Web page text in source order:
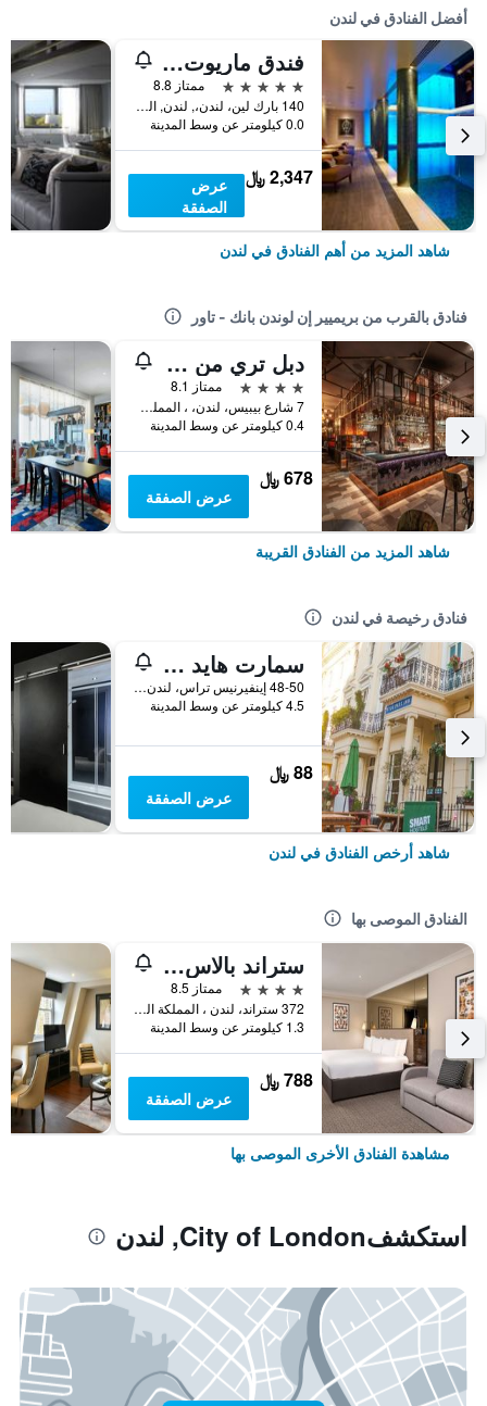
أفضل الفنادق في لندن
فندق ماريوت لندن بارك لاين
5 نجوم
ممتاز 8.8
140 بارك لين، لندن،, لندن, المملكة المتحدة
0.0 كيلومتر عن وسط المدينة
2,347 ﷼
عرض
الصفقة
شاهد المزيد من أهم الفنادق في لندن
فنادق بالقرب من بريميير إن لوندن بانك - تاور
دبل تري من فندق هيلتون لندن - برج لندن
4 نجوم
ممتاز 8.1
7 شارع بيبيس، لندن، ، المملكة المتحدة, لندن, المملكة المتحدة
0.4 كيلومتر عن وسط المدينة
678 ﷼
عرض الصفقة
شاهد المزيد من الفنادق القريبة
فنادق رخيصة في لندن
سمارت هايد بارك إن هوستل
48-50 إينفيرنيس تراس، لندن ، المملكة المتحدة, لندن, المملكة المتحدة
4.5 كيلومتر عن وسط المدينة
88 ﷼
عرض الصفقة
شاهد أرخص الفنادق في لندن
الفنادق الموصى بها
ستراند بالاس هوتل
4 نجوم
ممتاز 8.5
372 ستراند، لندن ، المملكة المتحدة, لندن, المملكة المتحدة
1.3 كيلومتر عن وسط المدينة
788 ﷼
عرض الصفقة
مشاهدة الفنادق الأخرى الموصى بها
استكشفCity of London, لندن